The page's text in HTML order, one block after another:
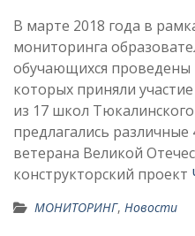
В марте 2018 года в
мониторинга
обучающихся проведены
которых приняли
из 17 школ
предлагались различные
ветерана Великой
конструкторский проект
МОНИТОРИНГ, Новости